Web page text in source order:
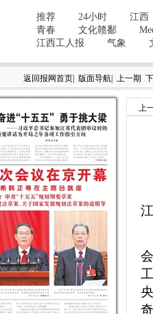
返回报网首页| 版面导航| 上一期
上